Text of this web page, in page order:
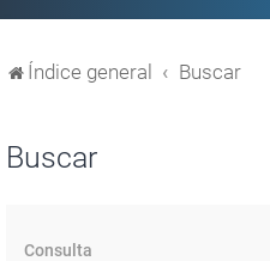
Índice general Buscar
Buscar
Consulta